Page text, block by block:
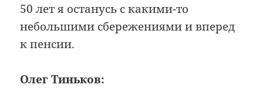
50 лет я останусь с какими-то
небольшими сбережениями и вперед
к пенсии.
Олег Тиньков: